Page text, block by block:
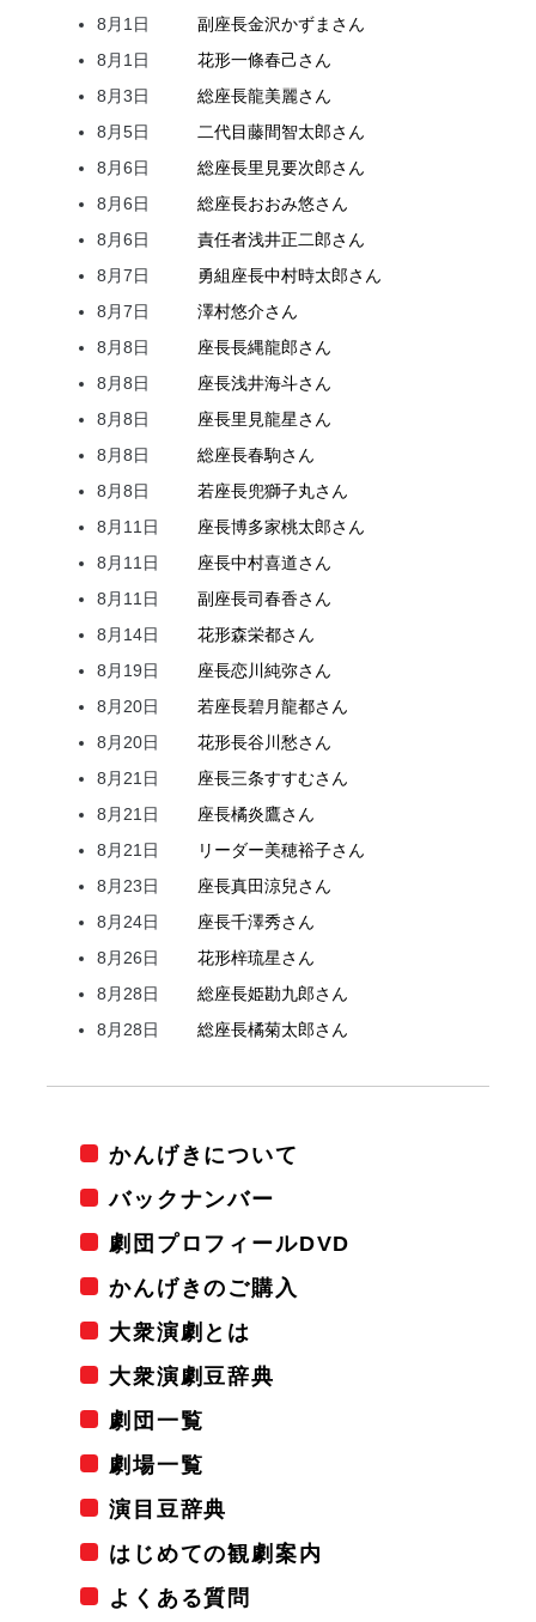
8月1日 副座長金沢かずま さん
8月1日
花形一條春己さん
8月3日
総座長龍美麗さん
8月5日
二代目藤間智太郎さん
8月6日
総座長里見要次郎さん
8月6日
総座長おおみ悠さん
8月6日
責任者浅井正二郎さん
8月7日
勇組座長中村時太郎さん
8月7日
澤村悠介さん
8月8日
座長長縄龍郎さん
8月8日
座長浅井海斗さん
8月8日
座長里見龍星さん
8月8日
総座長春駒さん
8月8日
若座長兜獅子丸さん
8月11日
座長博多家桃太郎さん
8月11日
座長中村喜道さん
8月11日
副座長司春香さん
8月14日
花形森栄都さん
8月19日
座長恋川純弥さん
8月20日
若座長碧月龍都さん
8月20日
花形長谷川愁さん
8月21日
座長三条すすむさん
8月21日
座長橘炎鷹さん
8月21日
リーダー美穂裕子さん
8月23日
座長真田涼兒さん
8月24日
座長千澤秀さん
8月26日
花形梓琉星さん
8月28日
総座長姫勘九郎さん
8月28日
総座長橘菊太郎さん
かんげきについて
バックナンバー
劇団プロフィールDVD
かんげきのご購入
大衆演劇とは
大衆演劇豆辞典
劇団一覧
劇場一覧
演目豆辞典
はじめての観劇案内
よくある質問